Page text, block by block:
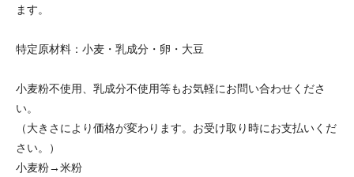
ます。
特定原材料：小麦・乳成分・卵・大豆
小麦粉不使用、乳成分不使用等もお気軽にお問い合わせくださ
い。
（大きさにより価格が変わります。お受け取り時にお支払いくだ
さい。）
小麦粉→米粉